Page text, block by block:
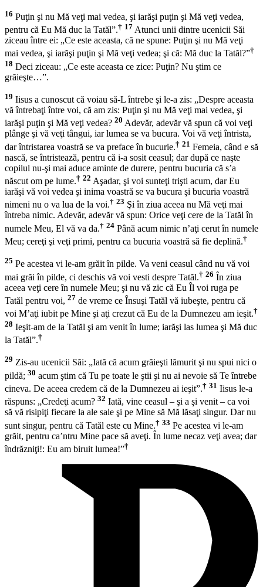
16 Puţin şi nu Mă veţi mai vedea, şi iarăşi puţin şi Mă veţi vedea,
pentru că Eu Mă duc la Tatăl”.† 17 Atunci unii dintre ucenicii Săi
ziceau între ei: „Ce este aceasta, că ne spune: Puţin şi nu Mă veţi
mai vedea, şi iarăşi puţin şi Mă veţi vedea; şi că: Mă duc la Tatăl?”†
18 Deci ziceau: „Ce este aceasta ce zice: Puţin? Nu ştim ce
grăieşte…”.
19 Iisus a cunoscut că voiau să-L întrebe şi le-a zis: „Despre aceasta
vă întrebaţi între voi, că am zis: Puţin şi nu Mă veţi mai vedea, şi
iarăşi puţin şi Mă veţi vedea? 20 Adevăr, adevăr vă spun că voi veţi
plânge şi vă veţi tângui, iar lumea se va bucura. Voi vă veţi întrista,
dar întristarea voastră se va preface în bucurie.† 21 Femeia, când e să
nască, se întristează, pentru că i-a sosit ceasul; dar după ce naşte
copilul nu-şi mai aduce aminte de durere, pentru bucuria că s’a
născut om pe lume.† 22 Aşadar, şi voi sunteţi trişti acum, dar Eu
iarăşi vă voi vedea şi inima voastră se va bucura şi bucuria voastră
nimeni nu o va lua de la voi.† 23 Şi în ziua aceea nu Mă veţi mai
întreba nimic. Adevăr, adevăr vă spun: Orice veţi cere de la Tatăl în
numele Meu, El vă va da.† 24 Până acum nimic n’aţi cerut în numele
Meu; cereţi şi veţi primi, pentru ca bucuria voastră să fie deplină.†
25 Pe acestea vi le-am grăit în pilde. Va veni ceasul când nu vă voi
mai grăi în pilde, ci deschis vă voi vesti despre Tatăl.† 26 În ziua
aceea veţi cere în numele Meu; şi nu vă zic că Eu Îl voi ruga pe
Tatăl pentru voi, 27 de vreme ce Însuşi Tatăl vă iubeşte, pentru că
voi M’aţi iubit pe Mine şi aţi crezut că Eu de la Dumnezeu am ieşit.†
28 Ieşit-am de la Tatăl şi am venit în lume; iarăşi las lumea şi Mă duc
la Tatăl”.†
29 Zis-au ucenicii Săi: „Iată că acum grăieşti lămurit şi nu spui nici o
pildă; 30 acum ştim că Tu pe toate le ştii şi nu ai nevoie să Te întrebe
cineva. De aceea credem că de la Dumnezeu ai ieşit”.† 31 Iisus le-a
răspuns: „Credeţi acum? 32 Iată, vine ceasul – şi a şi venit – ca voi
să vă risipiţi fiecare la ale sale şi pe Mine să Mă lăsaţi singur. Dar nu
sunt singur, pentru că Tatăl este cu Mine.† 33 Pe acestea vi le-am
grăit, pentru ca’ntru Mine pace să aveţi. În lume necaz veţi avea; dar
îndrăzniţi!: Eu am biruit lumea!”†